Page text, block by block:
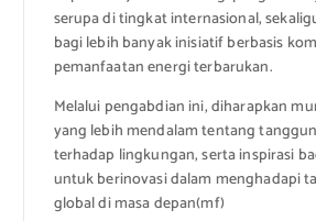
serupa di tingkat internasional,
bagi lebih banyak inisiatif berbasis
pemanfaatan energi terbarukan.
Melalui pengabdian ini, diharapkan
yang lebih mendalam tentang
terhadap lingkungan, serta inspirasi
untuk berinovasi dalam menghadapi
global di masa depan(mf)